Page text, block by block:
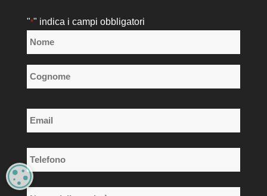
"*" indica i campi obbligatori
Nome
*
Email
*
Telefono
*MANAGE PRIVACY